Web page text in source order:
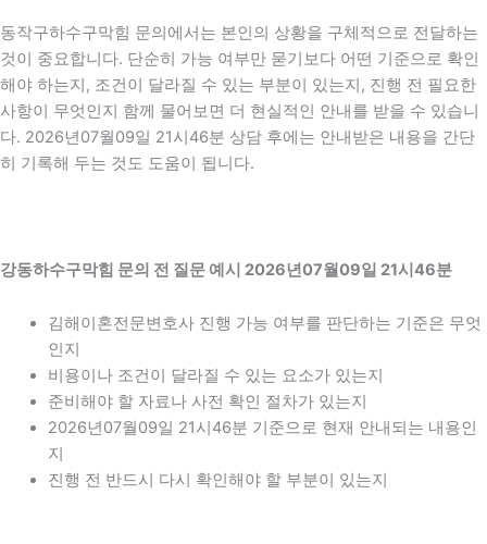
동작구하수구막힘 문의에서는 본인의 상황을 구체적으로 전달하는
것이 중요합니다. 단순히 가능 여부만 묻기보다 어떤 기준으로 확인
해야 하는지, 조건이 달라질 수 있는 부분이 있는지, 진행 전 필요한
사항이 무엇인지 함께 물어보면 더 현실적인 안내를 받을 수 있습니
다. 2026년07월09일 21시46분 상담 후에는 안내받은 내용을 간단
히 기록해 두는 것도 도움이 됩니다.
강동하수구막힘 문의 전 질문 예시 2026년07월09일 21시46분
김해이혼전문변호사 진행 가능 여부를 판단하는 기준은 무엇
인지
비용이나 조건이 달라질 수 있는 요소가 있는지
준비해야 할 자료나 사전 확인 절차가 있는지
2026년07월09일 21시46분 기준으로 현재 안내되는 내용인
지
진행 전 반드시 다시 확인해야 할 부분이 있는지